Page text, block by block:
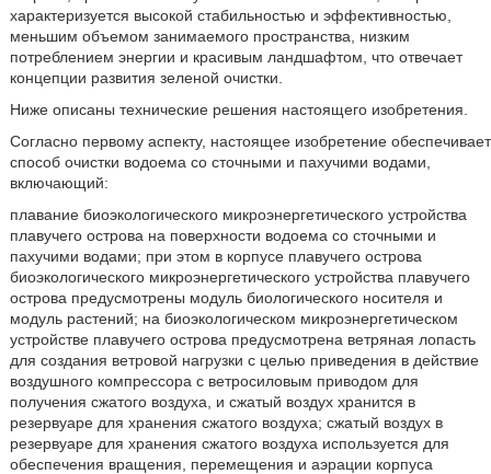
характеризуется высокой стабильностью и эффективностью,
меньшим объемом занимаемого пространства, низким
потреблением энергии и красивым ландшафтом, что отвечает
концепции развития зеленой очистки.
Ниже описаны технические решения настоящего изобретения.
Согласно первому аспекту, настоящее изобретение обеспечивает
способ очистки водоема со сточными и пахучими водами,
включающий:
плавание биоэкологического микроэнергетического устройства
плавучего острова на поверхности водоема со сточными и
пахучими водами; при этом в корпусе плавучего острова
биоэкологического микроэнергетического устройства плавучего
острова предусмотрены модуль биологического носителя и
модуль растений; на биоэкологическом микроэнергетическом
устройстве плавучего острова предусмотрена ветряная лопасть
для создания ветровой нагрузки с целью приведения в действие
воздушного компрессора с ветросиловым приводом для
получения сжатого воздуха, и сжатый воздух хранится в
резервуаре для хранения сжатого воздуха; сжатый воздух в
резервуаре для хранения сжатого воздуха используется для
обеспечения вращения, перемещения и аэрации корпуса